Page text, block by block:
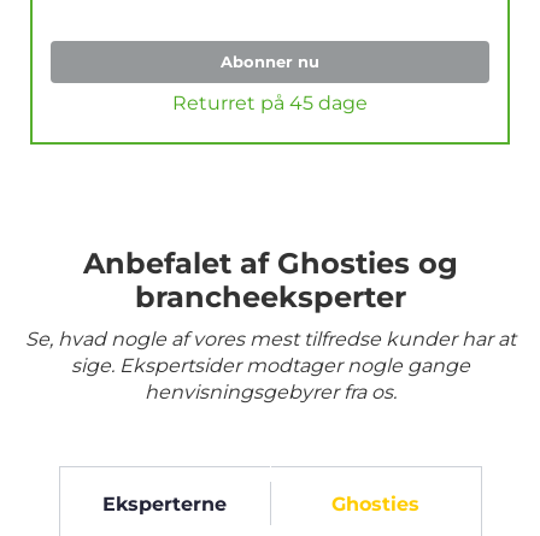
Abonner nu
Returret på 45 dage
Anbefalet af Ghosties og
brancheeksperter
Se, hvad nogle af vores mest tilfredse kunder har at
sige. Ekspertsider modtager nogle gange
henvisningsgebyrer fra os.
Eksperterne Ghosties